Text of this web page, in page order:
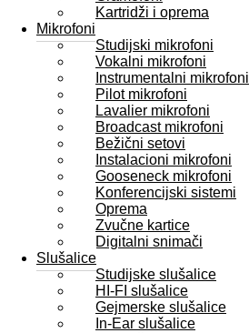
Kartridži i oprema
Mikrofoni
Studijski mikrofoni
Vokalni mikrofoni
Instrumentalni mikrofoni
Pilot mikrofoni
Lavalier mikrofoni
Broadcast mikrofoni
Bežični setovi
Instalacioni mikrofoni
Gooseneck mikrofoni
Konferencijski sistemi
Oprema
Zvučne kartice
Digitalni snimači
Slušalice
Studijske slušalice
HI-FI slušalice
Gejmerske slušalice
In-Ear slušalice